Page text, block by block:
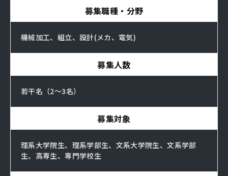
募集職種・分野
機械加工、組立、設計(メカ、電気)
募集人数
若干名（2～3名）
募集対象
理系大学院生、理系学部生、文系大学院生、文系学部
生、高専生、専門学校生